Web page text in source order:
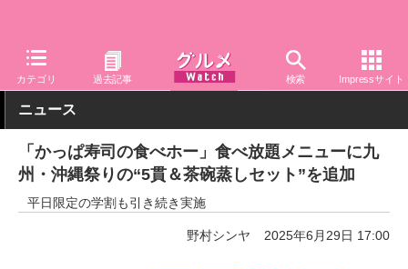
カテゴリ 過去記事 検索 Impressサイト
グルメ Watch 店舗 かっぱ寿司
ニュース
「かっぱ寿司の食べホー」食べ放題メニューに九
州・沖縄祭りの“5貫＆茶碗蒸しセット”を追加
平日限定の学割も引き続き実施
野村シンヤ 2025年6月29日 17:00